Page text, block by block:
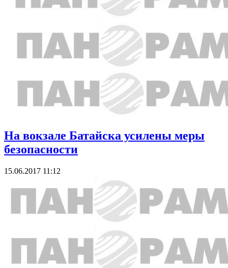
На вокзале Батайска усилены меры
безопасности
15.06.2017 11:12